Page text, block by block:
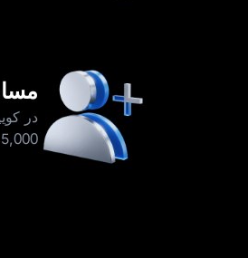
5,000 برنده اول. اولویت با کسانی است که زودتر اقدام کنند.